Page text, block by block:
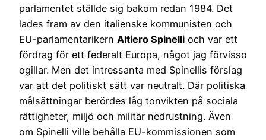
parlamentet ställde sig bakom redan 1984. Det
lades fram av den italienske kommunisten och
EU-parlamentarikern Altiero Spinelli och var ett
fördrag för ett federalt Europa, något jag förvisso
ogillar. Men det intressanta med Spinellis förslag
var att det politiskt sätt var neutralt. Där politiska
målsättningar berördes låg tonvikten på sociala
rättigheter, miljö och militär nedrustning. Även
om Spinelli ville behålla EU-kommissionen som